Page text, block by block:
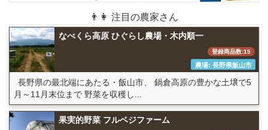
👨👩 注目の農家さん
なべくら高原 ひぐらし農場・木内順一
登録商品数:15
農場: 長野県飯山市
長野県の最北端にあたる・飯山市、 鍋倉高原の豊かな土壌で5
月～11月末位まで 野菜を収穫し...
果実的野菜 フルベジファーム